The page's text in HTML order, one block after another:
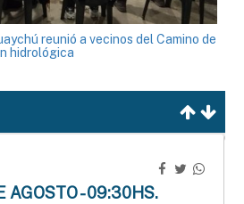
reunió a vecinos del Camino de
hidrológica
AGOSTO - 09:30HS.